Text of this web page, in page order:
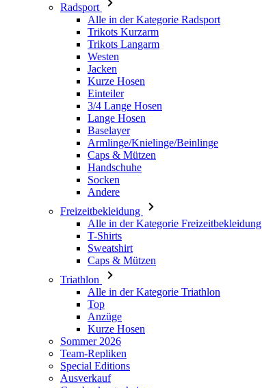
Radsport
Alle in der Kategorie Radsport
Trikots Kurzarm
Trikots Langarm
Westen
Jacken
Kurze Hosen
Einteiler
3/4 Lange Hosen
Lange Hosen
Baselayer
Armlinge/Knielinge/Beinlinge
Caps & Mützen
Handschuhe
Socken
Andere
Freizeitbekleidung
Alle in der Kategorie Freizeitbekleidung
T-Shirts
Sweatshirt
Caps & Mützen
Triathlon
Alle in der Kategorie Triathlon
Top
Anzüge
Kurze Hosen
Sommer 2026
Team-Repliken
Special Editions
Ausverkauf